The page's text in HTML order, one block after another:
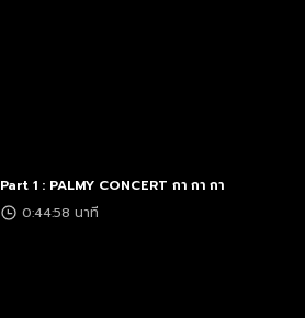
Part 1 : PALMY CONCERT กา กา กา
0:44:58 นาที